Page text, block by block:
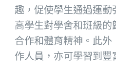
趣，促使學生通過運
高學生對學舍和班級
合作和體育精神。此
作人員，亦可學習到